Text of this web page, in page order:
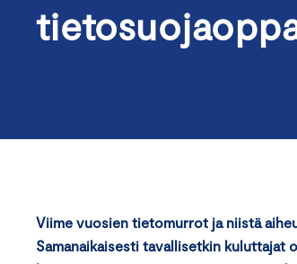
Viime vuosien tietomurrot ja niistä
Samanaikaisesti tavallisetkin kuluttajat